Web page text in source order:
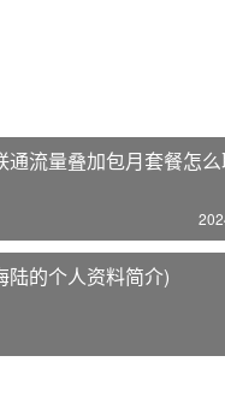
通流量叠加包月套餐怎
陆的个人资料简介)